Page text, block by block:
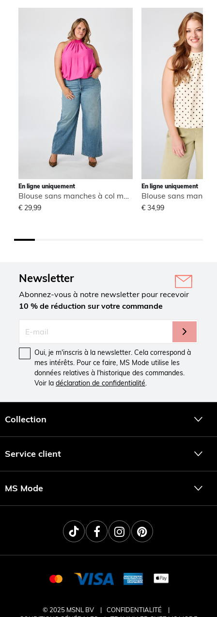
En ligne uniquement
Blouse sans manches à col montant
€ 29,99
En ligne uniquement
€ 34,99
Newsletter
Abonnez-vous à notre newsletter pour recevoir
10 % de réduction sur votre commande
Oui, je m'inscris à la newsletter. Cela correspond à
mes intérêts. Pour ce faire, MS Mode utilise les
données relatives à l'historique des commandes.
Voir la déclaration de confidentialité.
Collection
Service client
MS Mode
© 2025 MSNL BV
CONFIDENTIALITÉ